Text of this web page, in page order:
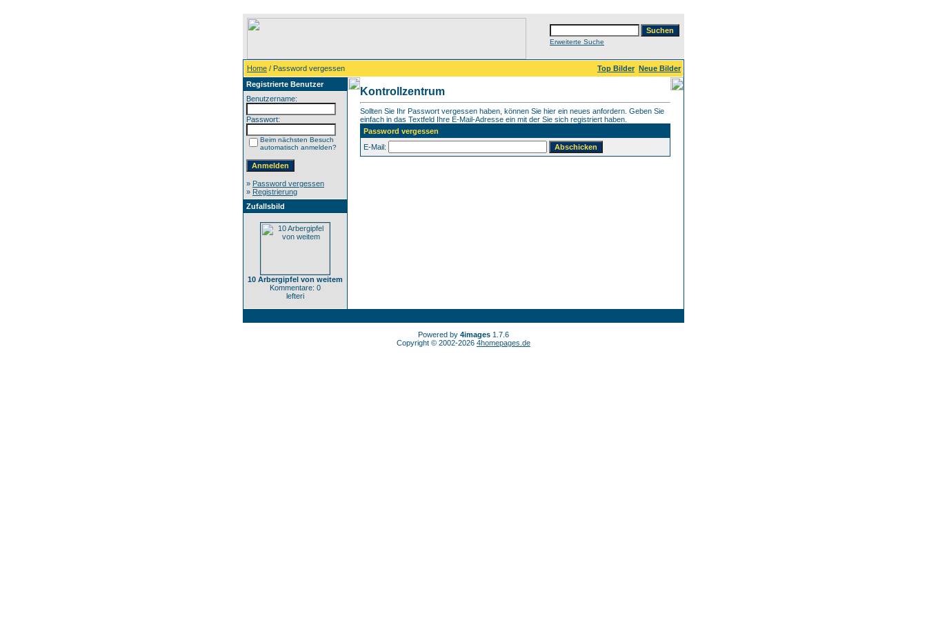
Erweiterte Suche
Home / Password vergessen Top Bilder Neue Bilder
Registrierte Benutzer
Benutzername:
Passwort:
Beim nächsten Besuch
automatisch anmelden?
» Password vergessen
» Registrierung
Zufallsbild
10 Arbergipfel von weitem
Kommentare: 0
lefteri
Kontrollzentrum
Sollten Sie Ihr Passwort vergessen haben, können Sie hier ein neues anfordern. Geben Sie
einfach in das Textfeld Ihre E-Mail-Adresse ein mit der Sie sich registriert haben.
Password vergessen
E-Mail:
Powered by 4images 1.7.6
Copyright © 2002-2026 4homepages.de